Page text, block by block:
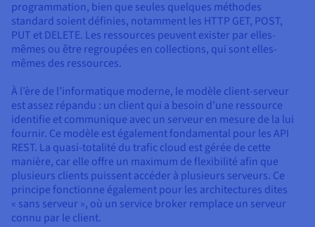
programmation, bien que seules quelques méthodes
standard soient définies, notamment les HTTP GET, POST,
PUT et DELETE. Les ressources peuvent exister par elles-
mêmes ou être regroupées en collections, qui sont elles-
mêmes des ressources.
À l’ère de l’informatique moderne, le modèle client-serveur
est assez répandu : un client qui a besoin d’une ressource
identifie et communique avec un serveur en mesure de la lui
fournir. Ce modèle est également fondamental pour les API
REST. La quasi-totalité du trafic cloud est gérée de cette
manière, car elle offre un maximum de flexibilité afin que
plusieurs clients puissent accéder à plusieurs serveurs. Ce
principe fonctionne également pour les architectures dites
« sans serveur », où un service broker remplace un serveur
connu par le client.